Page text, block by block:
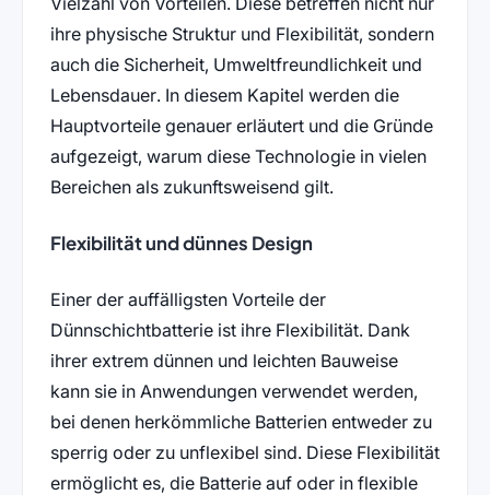
ihre physische Struktur und Flexibilität, sondern
auch die Sicherheit, Umweltfreundlichkeit und
Lebensdauer. In diesem Kapitel werden die
Hauptvorteile genauer erläutert und die Gründe
aufgezeigt, warum diese Technologie in vielen
Bereichen als zukunftsweisend gilt.
Flexibilität und dünnes Design
Einer der auffälligsten Vorteile der
Dünnschichtbatterie ist ihre Flexibilität. Dank
ihrer extrem dünnen und leichten Bauweise
kann sie in Anwendungen verwendet werden,
bei denen herkömmliche Batterien entweder zu
sperrig oder zu unflexibel sind. Diese Flexibilität
ermöglicht es, die Batterie auf oder in flexible